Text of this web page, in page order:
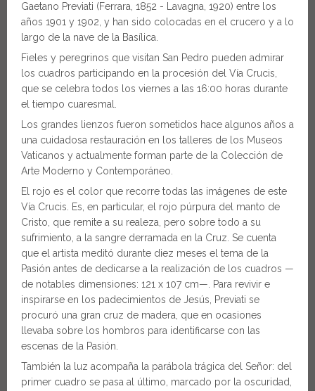
Gaetano Previati (Ferrara, 1852 - Lavagna, 1920) entre los
años 1901 y 1902, y han sido colocadas en el crucero y a lo
largo de la nave de la Basílica.
Fieles y peregrinos que visitan San Pedro pueden admirar
los cuadros participando en la procesión del Vía Crucis,
que se celebra todos los viernes a las 16:00 horas durante
el tiempo cuaresmal.
Los grandes lienzos fueron sometidos hace algunos años a
una cuidadosa restauración en los talleres de los Museos
Vaticanos y actualmente forman parte de la Colección de
Arte Moderno y Contemporáneo.
El rojo es el color que recorre todas las imágenes de este
Vía Crucis. Es, en particular, el rojo púrpura del manto de
Cristo, que remite a su realeza, pero sobre todo a su
sufrimiento, a la sangre derramada en la Cruz. Se cuenta
que el artista meditó durante diez meses el tema de la
Pasión antes de dedicarse a la realización de los cuadros —
de notables dimensiones: 121 x 107 cm—. Para revivir e
inspirarse en los padecimientos de Jesús, Previati se
procuró una gran cruz de madera, que en ocasiones
llevaba sobre los hombros para identificarse con las
escenas de la Pasión.
También la luz acompaña la parábola trágica del Señor: del
primer cuadro se pasa al último, marcado por la oscuridad,